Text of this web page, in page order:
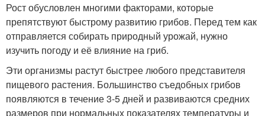
Рост обусловлен многими факторами, которые
препятствуют быстрому развитию грибов. Перед тем как
отправляется собирать природный урожай, нужно
изучить погоду и её влияние на гриб.
Эти организмы растут быстрее любого представителя
пищевого растения. Большинство съедобных грибов
появляются в течение 3-5 дней и развиваются средних
размеров при нормальных показателях температуры и